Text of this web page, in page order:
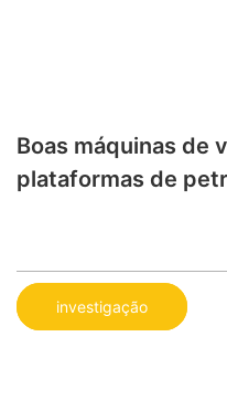
Boas máquinas de
plataformas de
investigação